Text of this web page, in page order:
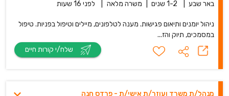
באר שבע 1-2 שנים משרה מלאה לפני 16 שעות
ניהול יומנים ותיאום פגישות. מענה לטלפונים, מיילים וטיפול בפניות. טיפול
במסמכים, תיוק והז...
מנהל/ת משרד ועוזר/ת אישי/ת - פרדס חנה